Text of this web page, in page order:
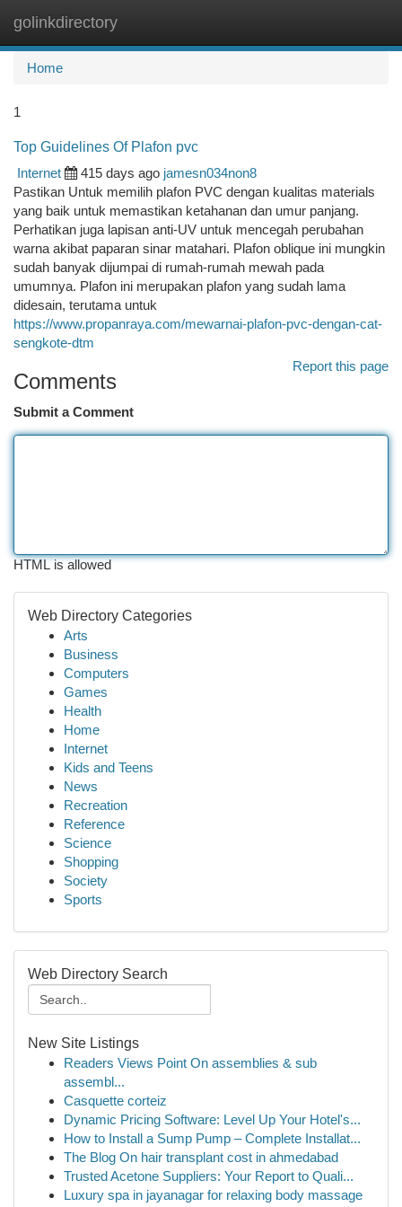
golinkdirectory
Home
1
Top Guidelines Of Plafon pvc
Internet
415 days ago jamesn034non8
Pastikan Untuk memilih plafon PVC dengan kualitas materials
yang baik untuk memastikan ketahanan dan umur panjang.
Perhatikan juga lapisan anti-UV untuk mencegah perubahan
warna akibat paparan sinar matahari. Plafon oblique ini mungkin
sudah banyak dijumpai di rumah-rumah mewah pada
umumnya. Plafon ini merupakan plafon yang sudah lama
didesain, terutama untuk
https://www.propanraya.com/mewarnai-plafon-pvc-dengan-cat-
sengkote-dtm
Report this page
Comments
Submit a Comment
HTML is allowed
Web Directory Categories
Arts
Business
Computers
Games
Health
Home
Internet
Kids and Teens
News
Recreation
Reference
Science
Shopping
Society
Sports
Web Directory Search
New Site Listings
Readers Views Point On assemblies & sub
assembl...
Casquette corteiz
Dynamic Pricing Software: Level Up Your Hotel's...
How to Install a Sump Pump – Complete Installat...
The Blog On hair transplant cost in ahmedabad
Trusted Acetone Suppliers: Your Report to Quali...
Luxury spa in jayanagar for relaxing body massage